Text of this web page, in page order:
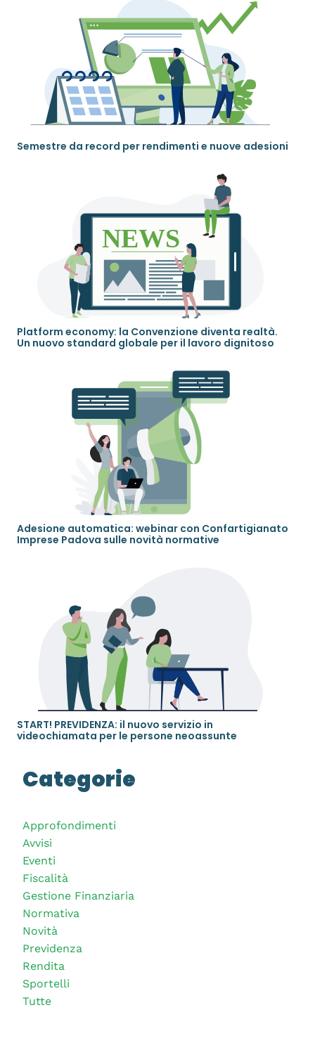
Semestre da record per rendimenti e nuove adesioni
Platform economy: la Convenzione diventa realtà.
Un nuovo standard globale per il lavoro dignitoso
Adesione automatica: webinar con Confartigianato
Imprese Padova sulle novità normative
START! PREVIDENZA: il nuovo servizio in
videochiamata per le persone neoassunte
Categorie
Approfondimenti
Avvisi
Eventi
Fiscalità
Gestione Finanziaria
Normativa
Novità
Previdenza
Rendita
Sportelli
Tutte